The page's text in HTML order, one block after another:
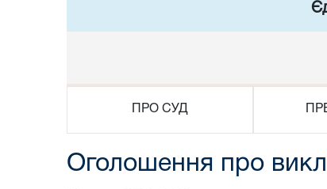
ПРО СУД
Оголошення про